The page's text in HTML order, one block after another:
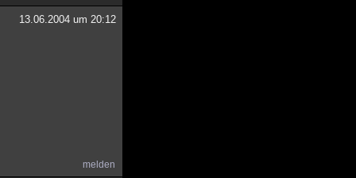
13.06.2004 um 20:12
melden